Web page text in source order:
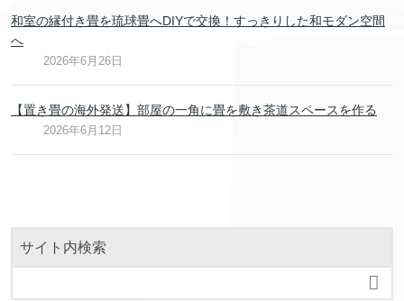
和室の縁付き畳を琉球畳へDIYで交換！すっきりした和モダン空間
へ
2026年6月26日
【置き畳の海外発送】部屋の一角に畳を敷き茶道スペースを作る
2026年6月12日
サイト内検索
